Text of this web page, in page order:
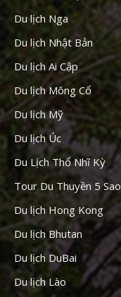
Du lịch Nga
Du lịch Nhật Bản
Du lịch Ai Cập
Du lịch Mông Cổ
Du lịch Mỹ
Du lịch Úc
Du Lịch Thổ Nhĩ Kỳ
Tour Du Thuyền 5 Sao
Du lịch Hong Kong
Du lịch Bhutan
Du lịch DuBai
Du lịch Lào